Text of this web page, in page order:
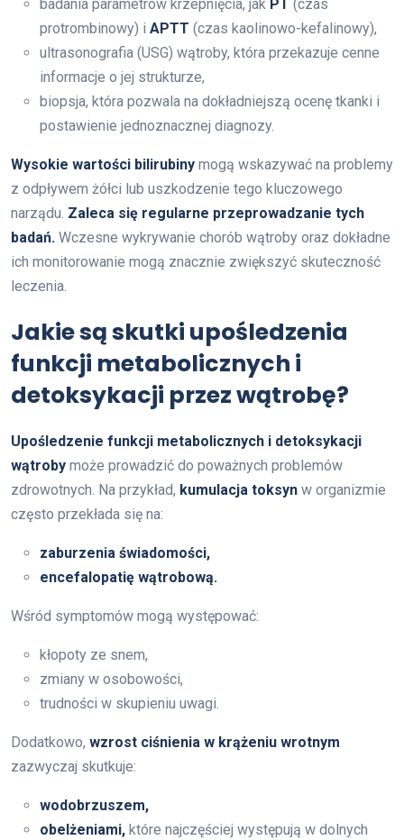
badania parametrów krzepnięcia, jak PT
(czas
protrombinowy) i APTT (czas kaolinowo-kefalinowy),
ultrasonografia (USG) wątroby, która przekazuje cenne
informacje o jej strukturze,
biopsja, która pozwala na dokładniejszą ocenę tkanki i
postawienie jednoznacznej diagnozy.
Wysokie wartości bilirubiny mogą wskazywać na problemy
z odpływem żółci lub uszkodzenie tego kluczowego
narządu. Zaleca się regularne przeprowadzanie tych
badań. Wczesne wykrywanie chorób wątroby oraz dokładne
ich monitorowanie mogą znacznie zwiększyć skuteczność
leczenia.
Jakie są skutki upośledzenia
funkcji metabolicznych i
detoksykacji przez wątrobę?
Upośledzenie funkcji metabolicznych i detoksykacji
wątroby może prowadzić do poważnych problemów
zdrowotnych. Na przykład, kumulacja toksyn w organizmie
często przekłada się na:
zaburzenia świadomości,
encefalopatię wątrobową.
Wśród symptomów mogą występować:
kłopoty ze snem,
zmiany w osobowości,
trudności w skupieniu uwagi.
Dodatkowo, wzrost ciśnienia w krążeniu wrotnym
zazwyczaj skutkuje:
wodobrzuszem,
obelżeniami, które najczęściej występują w dolnych